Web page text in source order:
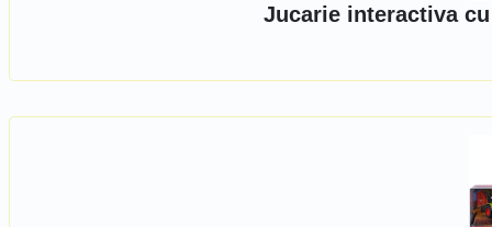
Jucarie interactiva